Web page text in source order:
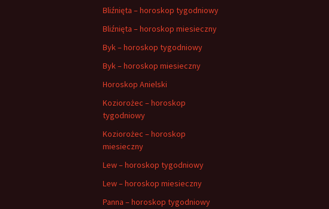
Bliźnięta – horoskop tygodniowy
Bliźnięta – horoskop miesieczny
Byk – horoskop tygodniowy
Byk – horoskop miesieczny
Horoskop Anielski
Koziorożec – horoskop
tygodniowy
Koziorożec – horoskop
miesieczny
Lew – horoskop tygodniowy
Lew – horoskop miesieczny
Panna – horoskop tygodniowy